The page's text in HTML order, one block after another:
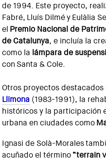
de 1994. Este proyecto,
Fabré, Lluís Dilmé y Eulàlia
el Premio Nacional de
de Catalunya, e incluía la
como la lámpara de
con Santa & Cole.
Otros proyectos destacados
Llimona (1983-1991), la
históricos y la participación
urbana en ciudades como
Ignasi de Solà-Morales
acuñado el término“terrain